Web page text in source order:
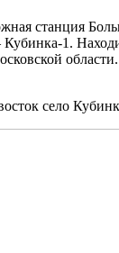
станция
1.
области.
село